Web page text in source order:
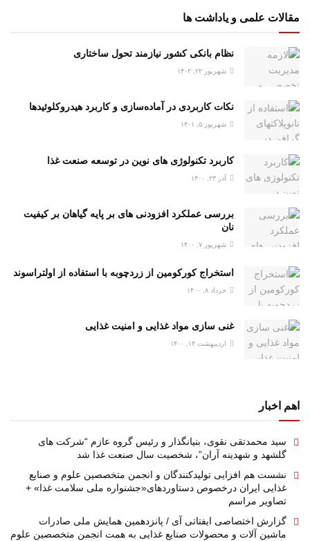
مقالات علمی و یاداشت ها
نظام بانکی کشور نیازمند تحول ساختاری
شهریور ۲۲, ۱۴۰۲
نکات کاربردی در آماده‌سازی و کاربرد هیدروکلوئیدها
شهریور ۵, ۱۴۰۱
کاربرد تکنولوژی های نوین در توسعه صنعت غذا
آذر ۲۳, ۱۴۰۰
بررسی عملکرد افزودنی های بر پایه گیاهان بر کیفیت
نان
شهریور ۷, ۱۴۰۰
استخراج کورکومین از زردچوبه با استفاده از اولتراسوند
خرداد ۸, ۱۴۰۰
غنی سازی مواد غذایی و امنیت غذایی
اردیبهشت ۱۴, ۱۴۰۰
اهم اخبار
سید محمدتقی نقوی، بنیانگذار و رئیس گروه عازم “شرکت های
گلشهد و شهدینه آران”، شخصیت سال صنعت غذا شد
نشست هم افزایی تولیدکنندگان و انجمن متخصصین علوم و صنایع
غذایی ایران درخصوص دستاوردهای«جشنواره ملی سلامت غذا» +
تصاویر مراسم
گزارش اختصاصی ایفتاتی آی / پانزدهمین همایش ملی صادرات
ماشین آلات و محصولات صنایع غذایی به همت انجمن متخصصین علوم